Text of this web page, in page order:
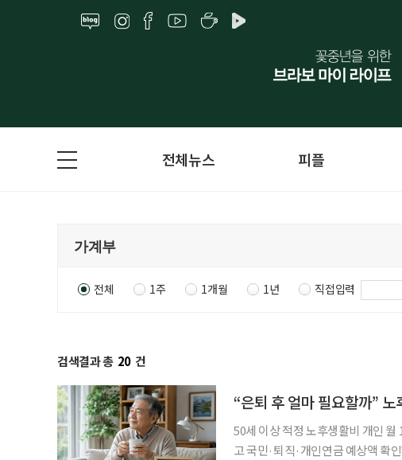
전체뉴스 피플
전체 1주 1개월 1년 직접입력
검색결과 총 20 건
“은퇴 후 얼마 필요할까” 노
50세 이상 적정 노후생활비 개인
고 국민·퇴직·개인연금 예상액 확